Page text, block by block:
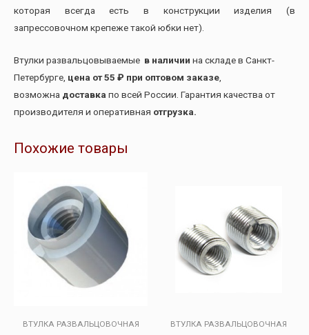
которая всегда есть в конструкции изделия (в
запрессовочном крепеже такой юбки нет).
Втулки развальцовываемые в наличии на складе в Санкт-
Петербурге, цена от 55 ₽ при оптовом заказе
возможна доставка по всей России. Гарантия качества от
производителя и оперативная отгрузка.
Похожие товары
ВТУЛКА РАЗВАЛЬЦОВОЧНАЯ ВТУЛКА РАЗВАЛЬЦОВОЧНАЯ